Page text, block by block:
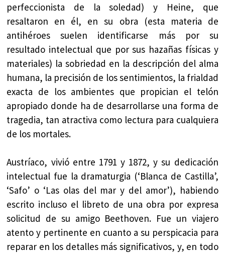
perfeccionista de la soledad) y Heine, que
resaltaron en él, en su obra (esta materia de
antihéroes suelen identificarse más por su
resultado intelectual que por sus hazañas físicas y
materiales) la sobriedad en la descripción del alma
humana, la precisión de los sentimientos, la frialdad
exacta de los ambientes que propician el telón
apropiado donde ha de desarrollarse una forma de
tragedia, tan atractiva como lectura para cualquiera
de los mortales.
Austríaco, vivió entre 1791 y 1872, y su dedicación
intelectual fue la dramaturgia (‘Blanca de Castilla’,
‘Safo’ o ‘Las olas del mar y del amor’), habiendo
escrito incluso el libreto de una obra por expresa
solicitud de su amigo Beethoven. Fue un viajero
atento y pertinente en cuanto a su perspicacia para
reparar en los detalles más significativos, y, en todo